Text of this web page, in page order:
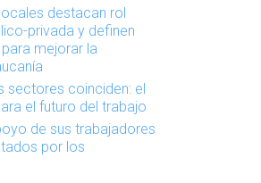
destacan rol
privada y definen
mejorar la
sectores coinciden: el
el futuro del trabajo
de sus trabajadores
por los